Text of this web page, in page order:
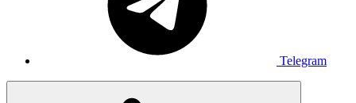
Telegram